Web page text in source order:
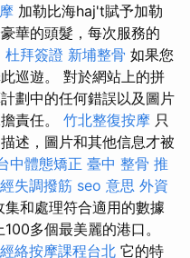
加勒比海haj't賦予加勒
華的頭髮，每次服務的
杜拜簽證 新埔整骨 如果您
巡遊。 對於網站上的拼
劃中的任何錯誤以及圖片
責任。 竹北整復按摩 只
述，圖片和其他信息才被
中體態矯正 臺中 整骨 推
失調撥筋 seo 意思 外資
和處理符合適用的數據
多個最美麗的港口。
經絡按摩課程台北 它的特